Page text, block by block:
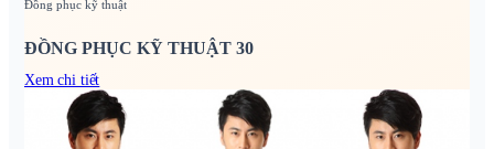
Đồng phục kỹ thuật
ĐỒNG PHỤC KỸ THUẬT 30
Xem chi tiết